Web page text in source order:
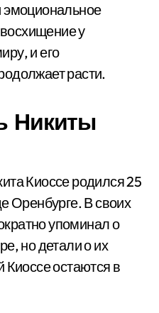
эмоциональное
у
и его
расти.
Никиты
Киоссе родился 25
Оренбурге. В своих
упоминал о
но детали о их
Киоссе остаются в